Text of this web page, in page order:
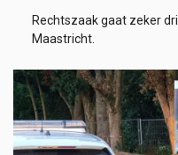
Rechtszaak gaat zeker
Maastricht.